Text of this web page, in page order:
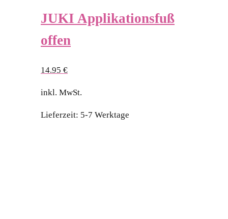
JUKI Applikationsfuß
offen
14.95 €
inkl. MwSt.
Lieferzeit: 5-7 Werktage